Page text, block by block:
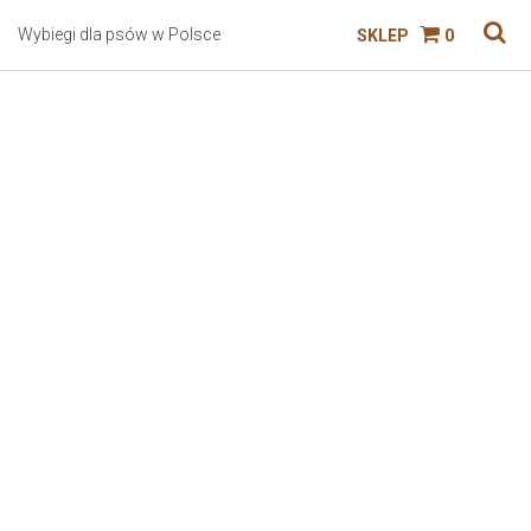
Wybiegi dla psów w Polsce SKLEP 0